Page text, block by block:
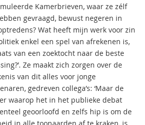
Kamerbrieven, waar ze zélf
gevraagd, bewust negeren in
Wat heeft mijn werk voor zin
enkel een spel van afrekenen is,
van een zoektocht naar de beste
Ze maakt zich zorgen over de
van dit alles voor jonge
gedreven collega’s: ‘Maar de
waarop het in het publieke debat
geoorloofd en zelfs hip is om de